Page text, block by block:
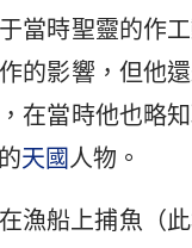
當時聖靈的作
的影響，但他
在當時他也略
天國人物。
漁船上捕魚（